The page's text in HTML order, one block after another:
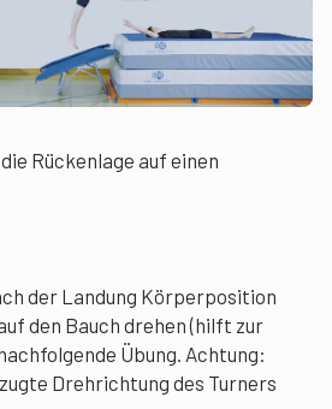
Rückenlage auf einen
der Landung Körperposition
den Bauch drehen (hilft zur
Übung. Achtung:
Drehrichtung des Turners